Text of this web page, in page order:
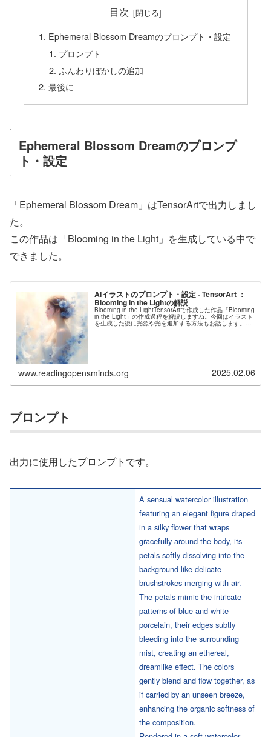
目次
Ephemeral Blossom Dreamのプロンプト・設定
プロンプト
ふんわりぼかしの追加
最後に
Ephemeral Blossom Dreamのプロンプ
ト・設定
「Ephemeral Blossom Dream」はTensorArtで出力しまし
た。
この作品は「Blooming in the Light」を生成している中で
できました。
AIイラストのプロンプト・設定 - TensorArt ：
Blooming in the Lightの解説
Blooming in the LightTensorArtで作成した作品「Blooming
in the Light」の作成過程を解説しますね。今回はイラスト
を生成した後に光源や光を追加する方法もお話します。生
www.readingopensminds.org 2025.02.06
プロンプト
出力に使用したプロンプトです。
A sensual watercolor illustration
featuring an elegant figure draped
in a silky flower that wraps
gracefully around the body, its
petals softly dissolving into the
background like delicate
brushstrokes merging with air.
The petals mimic the intricate
patterns of blue and white
porcelain, their edges subtly
bleeding into the surrounding
mist, creating an ethereal,
dreamlike effect. The colors
gently blend and flow together, as
if carried by an unseen breeze,
enhancing the organic softness of
the composition.